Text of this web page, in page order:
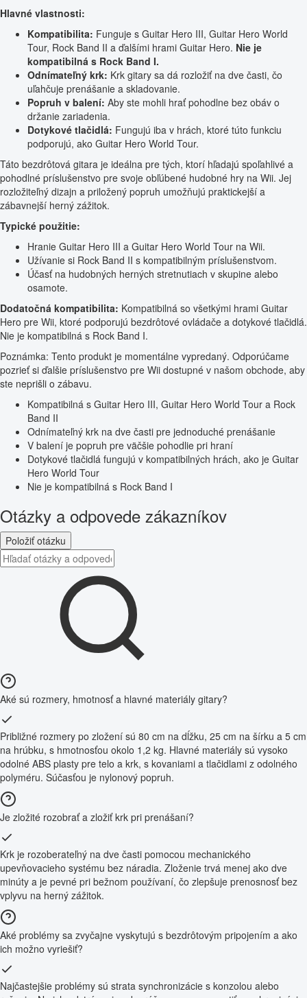
Hlavné vlastnosti:
Kompatibilita: Funguje s Guitar Hero III, Guitar Hero World
Tour, Rock Band II a ďalšími hrami Guitar Hero. Nie je
kompatibilná s Rock Band I.
Odnímateľný krk: Krk gitary sa dá rozložiť na dve časti, čo
uľahčuje prenášanie a skladovanie.
Popruh v balení: Aby ste mohli hrať pohodlne bez obáv o
držanie zariadenia.
Dotykové tlačidlá: Fungujú iba v hrách, ktoré túto funkciu
podporujú, ako Guitar Hero World Tour.
Táto bezdrôtová gitara je ideálna pre tých, ktorí hľadajú spoľahlivé a
pohodlné príslušenstvo pre svoje obľúbené hudobné hry na Wii. Jej
rozložiteľný dizajn a priložený popruh umožňujú praktickejší a
zábavnejší herný zážitok.
Typické použitie:
Hranie Guitar Hero III a Guitar Hero World Tour na Wii.
Užívanie si Rock Band II s kompatibilným príslušenstvom.
Účasť na hudobných herných stretnutiach v skupine alebo
osamote.
Dodatočná kompatibilita: Kompatibilná so všetkými hrami Guitar
Hero pre Wii, ktoré podporujú bezdrôtové ovládače a dotykové tlačidlá.
Nie je kompatibilná s Rock Band I.
Poznámka: Tento produkt je momentálne vypredaný. Odporúčame
pozrieť si ďalšie príslušenstvo pre Wii dostupné v našom obchode, aby
ste neprišli o zábavu.
Kompatibilná s Guitar Hero III, Guitar Hero World Tour a Rock
Band II
Odnímateľný krk na dve časti pre jednoduché prenášanie
V balení je popruh pre väčšie pohodlie pri hraní
Dotykové tlačidlá fungujú v kompatibilných hrách, ako je Guitar
Hero World Tour
Nie je kompatibilná s Rock Band I
Otázky a odpovede zákazníkov
Položiť otázku
Aké sú rozmery, hmotnosť a hlavné materiály gitary?
Približné rozmery po zložení sú 80 cm na dĺžku, 25 cm na šírku a 5 cm
na hrúbku, s hmotnosťou okolo 1,2 kg. Hlavné materiály sú vysoko
odolné ABS plasty pre telo a krk, s kovaniami a tlačidlami z odolného
polyméru. Súčasťou je nylonový popruh.
Je zložité rozobrať a zložiť krk pri prenášaní?
Krk je rozoberateľný na dve časti pomocou mechanického
upevňovacieho systému bez náradia. Zloženie trvá menej ako dve
minúty a je pevné pri bežnom používaní, čo zlepšuje prenosnosť bez
vplyvu na herný zážitok.
Aké problémy sa zvyčajne vyskytujú s bezdrôtovým pripojením a ako
ich možno vyriešiť?
Najčastejšie problémy sú strata synchronizácie s konzolou alebo